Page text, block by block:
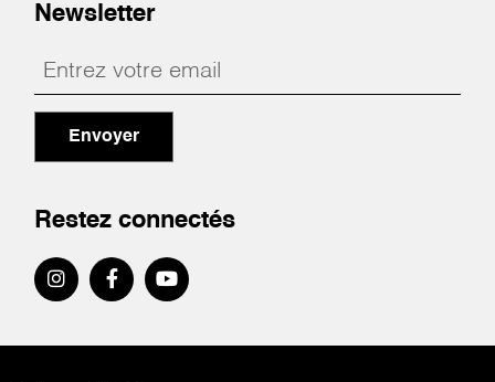
Newsletter
Envoyer
Restez connectés